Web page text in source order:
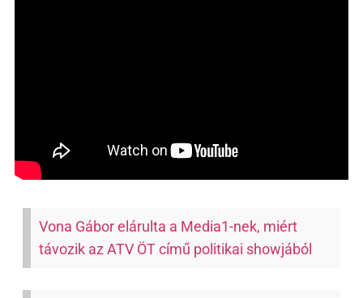
Vona Gábor elárulta a Media1-nek, miért
távozik az ATV ÖT című politikai showjából